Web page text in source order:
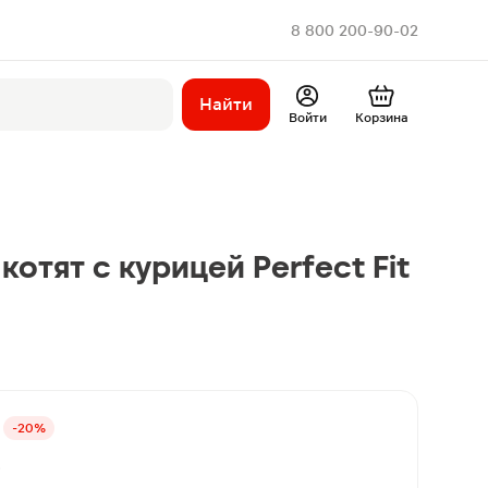
8 800 200-90-02
Найти
Войти Корзина
с курицей Perfect Fit
-20%